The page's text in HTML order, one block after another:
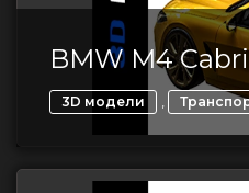
BMW M4
3D модели ,